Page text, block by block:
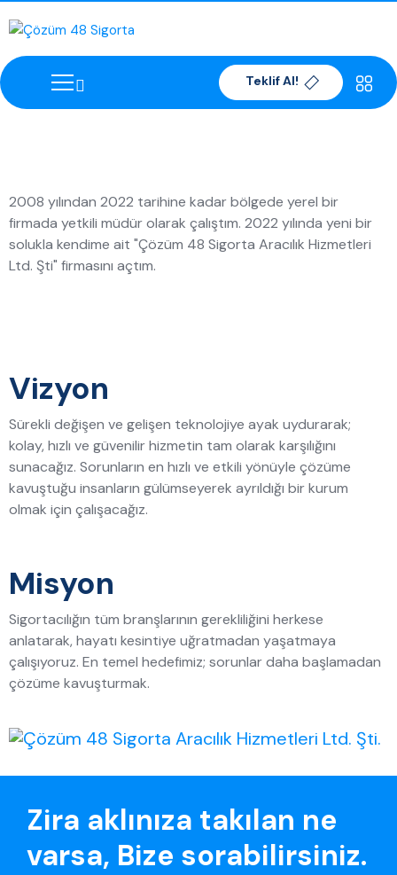
Teklif Al!
2008 yılından 2022 tarihine kadar bölgede yerel bir
firmada yetkili müdür olarak çalıştım. 2022 yılında yeni bir
solukla kendime ait "Çözüm 48 Sigorta Aracılık Hizmetleri
Ltd. Şti" firmasını açtım.
Vizyon
Sürekli değişen ve gelişen teknolojiye ayak uydurarak;
kolay, hızlı ve güvenilir hizmetin tam olarak karşılığını
sunacağız. Sorunların en hızlı ve etkili yönüyle çözüme
kavuştuğu insanların gülümseyerek ayrıldığı bir kurum
olmak için çalışacağız.
Misyon
Sigortacılığın tüm branşlarının gerekliliğini herkese
anlatarak, hayatı kesintiye uğratmadan yaşatmaya
çalışıyoruz. En temel hedefimiz; sorunlar daha başlamadan
çözüme kavuşturmak.
Zira aklınıza takılan ne
varsa, Bize sorabilirsiniz.